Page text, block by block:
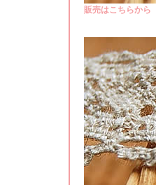
販売はこちらから